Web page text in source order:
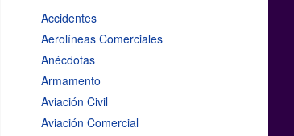
Accidentes
Aerolíneas Comerciales
Anécdotas
Armamento
Aviación Civil
Aviación Comercial